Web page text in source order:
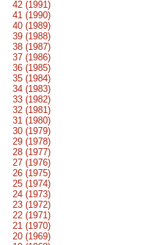
42 (1991)
41 (1990)
40 (1989)
39 (1988)
38 (1987)
37 (1986)
36 (1985)
35 (1984)
34 (1983)
33 (1982)
32 (1981)
31 (1980)
30 (1979)
29 (1978)
28 (1977)
27 (1976)
26 (1975)
25 (1974)
24 (1973)
23 (1972)
22 (1971)
21 (1970)
20 (1969)